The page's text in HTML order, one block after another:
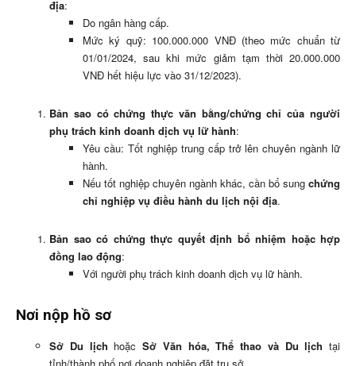
địa:
Do ngân hàng cấp.
Mức ký quỹ: 100.000.000 VNĐ (theo mức chuẩn từ
01/01/2024, sau khi mức giảm tạm thời 20.000.000
VNĐ hết hiệu lực vào 31/12/2023).
Bản sao có chứng thực văn bằng/chứng chỉ của người
phụ trách kinh doanh dịch vụ lữ hành:
Yêu cầu: Tốt nghiệp trung cấp trở lên chuyên ngành lữ
hành.
Nếu tốt nghiệp chuyên ngành khác, cần bổ sung chứng
chỉ nghiệp vụ điều hành du lịch nội địa.
Bản sao có chứng thực quyết định bổ nhiệm hoặc hợp
đồng lao động:
Với người phụ trách kinh doanh dịch vụ lữ hành.
Nơi nộp hồ sơ
Sở Du lịch hoặc Sở Văn hóa, Thể thao và Du lịch tại